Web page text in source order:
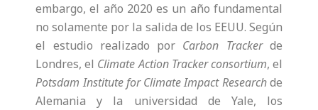
embargo, el año 2020 es un año fundamental
no solamente por la salida de los EEUU. Según
el estudio realizado por Carbon Tracker de
Londres, el Climate Action Tracker consortium, el
Potsdam Institute for Climate Impact Researchde
Alemania y la universidad de Yale, los